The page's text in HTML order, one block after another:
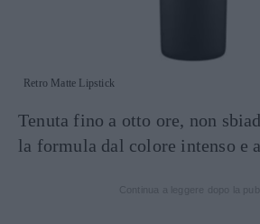
Retro Matte Lipstick
Tenuta fino a otto ore, non
la formula dal colore intenso e